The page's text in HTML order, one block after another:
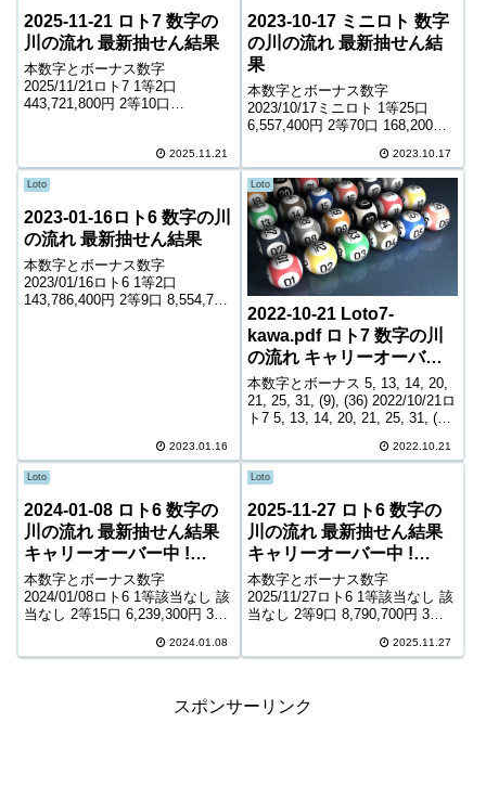
2025-11-21 ロト7 数字の
川の流れ 最新抽せん結果
本数字とボーナス数字
2025/11/21ロト7 1等2口
443,721,800円 2等10口
1,300円 6等165,734口 ...2025.11.21
2023-10-17 ミニロト 数字
の川の流れ 最新抽せん結
果
本数字とボーナス数字
2023/10/17ミニロト 1等25口
6,557,400円 2等70口 168,200円
900円 ＊抽せんの結果は最終的
に発売元の発表のものと照合し
て下さい。 ...
2023.10.17
Loto
2023-01-16ロト6 数字の川
の流れ 最新抽せん結果
本数字とボーナス数字
2023/01/16ロト6 1等2口
143,786,400円 2等9口 8,554,700
2023.01.16
Loto
2022-10-21 Loto7-
kawa.pdf ロト7 数字の川
の流れ キャリーオーバー
中! 362,128,220円
本数字とボーナス 5, 13, 14, 20,
21, 25, 31, (9), (36) 2022/10/21ロ
ト7 5, 13, 14, 20, 21, 25, 31, (9),
2022.10.21
Loto
2024-01-08 ロト6 数字の
川の流れ 最新抽せん結果
キャリーオーバー中 !
1,134,064,954円
本数字とボーナス数字
2024/01/08ロト6 1等該当なし 該
当なし 2等15口 6,239,300円 3等
6,500円 5等258,228口 1,000円
2024.01.08
Loto
2025-11-27 ロト6 数字の
川の流れ 最新抽せん結果
キャリーオーバー中 !
693,711,520円
本数字とボーナス数字
2025/11/27ロト6 1等該当なし 該
当なし 2等9口 8,790,700円 3等
6,600円 5等227,553口 1,000円
2025.11.27
スポンサーリンク